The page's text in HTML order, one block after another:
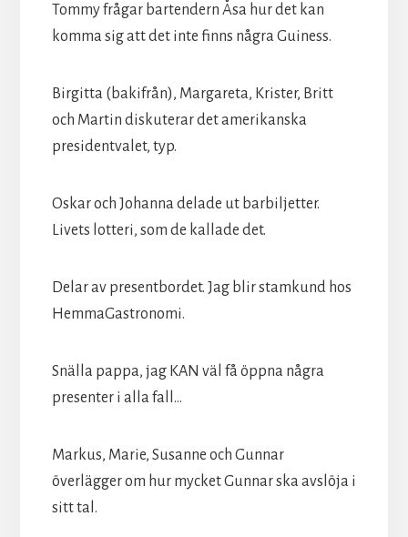
Tommy frågar bartendern Åsa hur det kan
komma sig att det inte finns några Guiness.
Birgitta (bakifrån), Margareta, Krister, Britt
och Martin diskuterar det amerikanska
presidentvalet, typ.
Oskar och Johanna delade ut barbiljetter.
Livets lotteri, som de kallade det.
Delar av presentbordet. Jag blir stamkund hos
HemmaGastronomi.
Snälla pappa, jag KAN väl få öppna några
presenter i alla fall...
Markus, Marie, Susanne och Gunnar
överlägger om hur mycket Gunnar ska avslöja i
sitt tal.